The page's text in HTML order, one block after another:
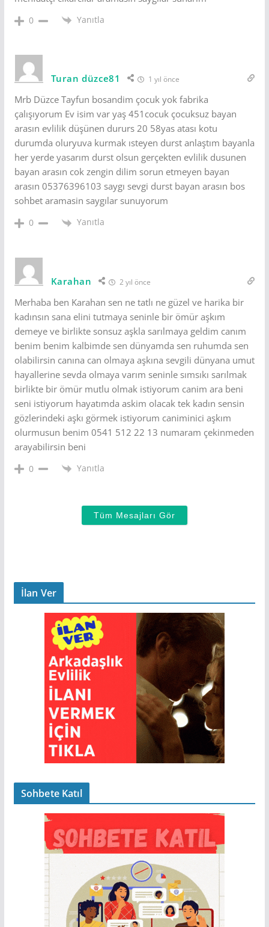
0 Yanıtla
Turan düzce81 1 yıl önce
Mrb Düzce Tayfun bosandim çocuk yok fabrika
çalışıyorum Ev isim var yaş 451cocuk çocuksuz bayan
arasın evlilik düşünen dururs 20 58yas atası kotu
durumda oluryuva kurmak ısteyen durst anlaştım bayanla
her yerde yasarım durst olsun gerçekten evlilik dusunen
bayan arasın cok zengin dilim sorun etmeyen bayan
arasın 05376396103 saygı sevgi durst bayan arasın bos
sohbet aramasin saygılar sunuyorum
0 Yanıtla
Karahan 2 yıl önce
Merhaba ben Karahan sen ne tatlı ne güzel ve harika bir
kadınsın sana elini tutmaya seninle bir ömür aşkım
demeye ve birlikte sonsuz aşkla sarılmaya geldim canım
benim benim kalbimde sen dünyamda sen ruhumda sen
olabilirsin canına can olmaya aşkına sevgili dünyana umut
hayallerine sevda olmaya varım seninle sımsıkı sarılmak
birlikte bir ömür mutlu olmak istiyorum canim ara beni
seni istiyorum hayatımda askim olacak tek kadın sensin
gözlerindeki aşkı görmek istiyorum caniminici aşkım
olurmusun benim 0541 512 22 13 numaram çekinmeden
arayabilirsin beni
0 Yanıtla
Tüm Mesajları Gör
İlan Ver
Sohbete Katıl